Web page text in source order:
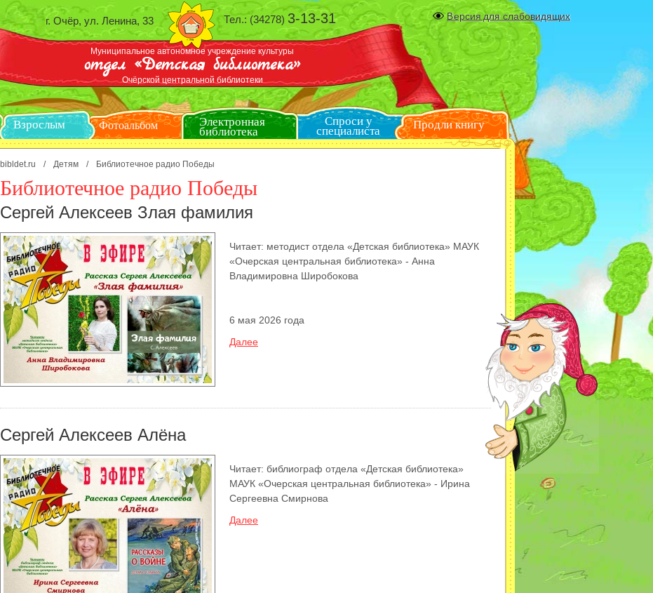
Версия для слабовидящих
Муниципальное автономное учреждение культуры
отдел «Детская библиотека»
Очёрской центральной библиотеки
г. Очёр, ул. Ленина, 33 Тел.: (34278) 3-13-31
Взрослым
Фотоальбом
Электронная
библиотека
Спроси у
специалиста Продли книгу
bibldet.ru / Детям / Библиотечное радио Победы
Библиотечное радио Победы
Сергей Алексеев Злая фамилия
Читает: методист отдела «Детская библиотека» МАУК
«Очерская центральная библиотека» - Анна
Владимировна Широбокова
6 мая 2026 года
Далее
Сергей Алексеев Алёна
Читает: библиограф отдела «Детская библиотека»
МАУК «Очерская центральная библиотека» - Ирина
Сергеевна Смирнова
Далее